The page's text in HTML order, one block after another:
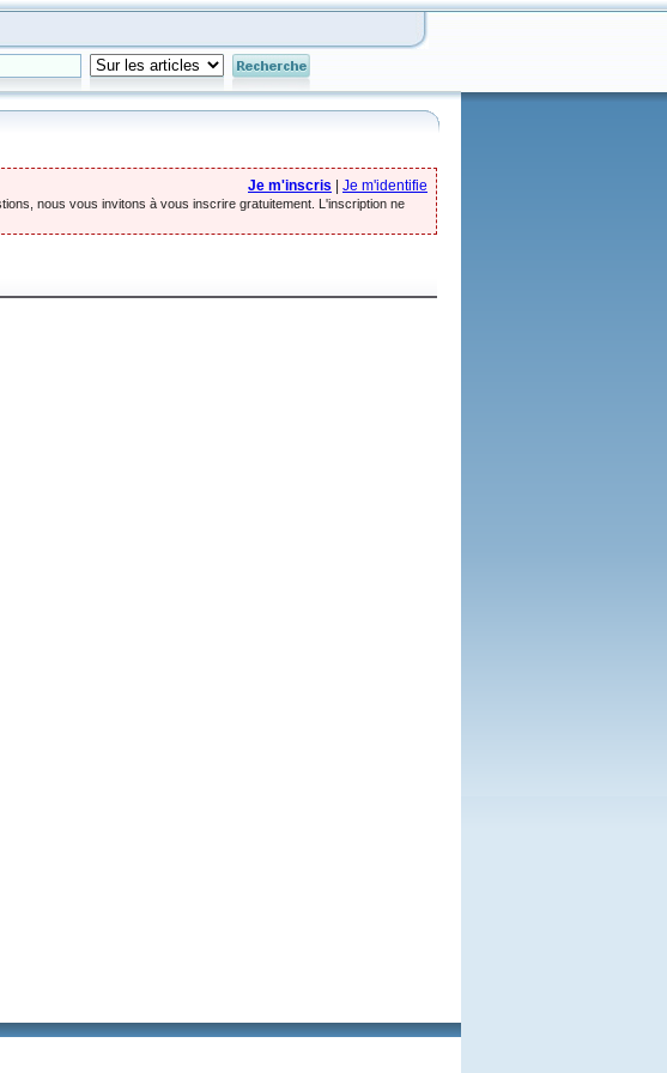
Je m'inscris Je m'identifie
nous vous invitons à vous inscrire gratuitement. L'inscription ne